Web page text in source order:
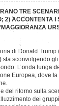
TRE
2) ACCONTENTA
di Donald Trump
sta sconvolgendo
L’onda lunga
Europea, dove
del ritorno sulla
dei